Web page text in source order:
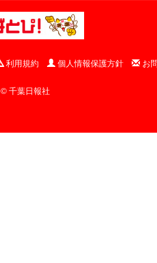
利用規約 個人情報保護方針 お
© 千葉日報社